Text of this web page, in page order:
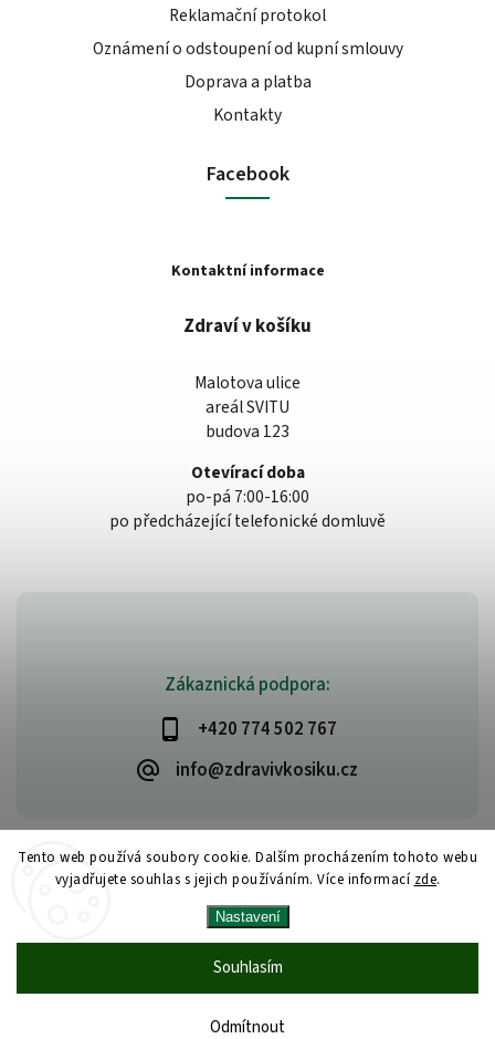
Tento web používá soubory cookie. Dalším procházením tohoto webu
vyjadřujete souhlas s jejich používáním. Více informací zde.
Nastavení
Odmítnout
Souhlasím
Zákaznická podpora:
+420 774 502 767
info@zdravivkosiku.cz
Reklamační protokol
Oznámení o odstoupení od kupní smlouvy
Doprava a platba
Kontakty
Facebook
Kontaktní informace
Zdraví v košíku
Malotova ulice
areál SVITU
budova 123
Otevírací doba
po-pá 7:00-16:00
po předcházející telefonické domluvě
www.zdravivkosiku.cz
Upravit nastavení cookies
VytvořilShoptet | Design